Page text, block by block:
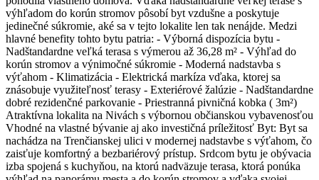
výhľadom do korún stromov pôsobí byt vzdušne a poskytuje
jedinečné súkromie, aké sa v tejto lokalite len tak nenájde. Medzi
hlavné benefity tohto bytu patria: - Výborná dispozícia bytu -
Nadštandardne veľká terasa s výmerou až 36,28 m² - Výhľad do
korún stromov a výnimočné súkromie - Moderná nadstavba s
výťahom - Klimatizácia - Elektrická markíza vďaka, ktorej sa
znásobuje využiteľnosť terasy - Exteriérové žalúzie - Nadštandardne
dobré rezidenčné parkovanie - Priestranná pivničná kobka ( 3m²)
Atraktívna lokalita na Nivách s výbornou občianskou vybavenosťou
Vhodné na vlastné bývanie aj ako investičná príležitosť Byt: Byt sa
nachádza na Trenčianskej ulici v modernej nadstavbe s výťahom, čo
zaisťuje komfortný a bezbariérový prístup. Srdcom bytu je obývacia
izba spojená s kuchyňou, na ktorú nadväzuje terasa, ktorá ponúka